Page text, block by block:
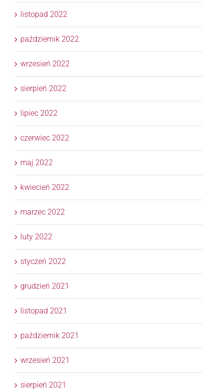
listopad 2022
październik 2022
wrzesień 2022
sierpień 2022
lipiec 2022
czerwiec 2022
maj 2022
kwiecień 2022
marzec 2022
luty 2022
styczeń 2022
grudzień 2021
listopad 2021
październik 2021
wrzesień 2021
sierpień 2021